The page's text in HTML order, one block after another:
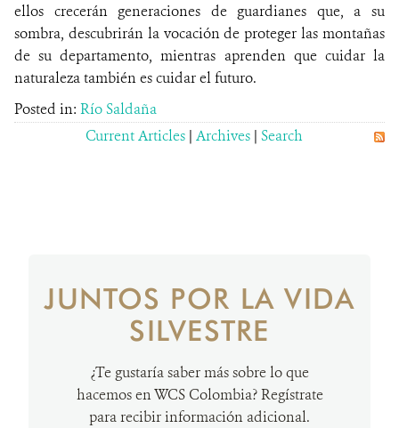
ellos crecerán generaciones de guardianes que, a su
sombra, descubrirán la vocación de proteger las montañas
de su departamento, mientras aprenden que cuidar la
naturaleza también es cuidar el futuro.
Posted in: Río Saldaña
Current Articles | Archives | Search
JUNTOS POR LA VIDA
SILVESTRE
¿Te gustaría saber más sobre lo que
hacemos en WCS Colombia? Regístrate
para recibir información adicional.